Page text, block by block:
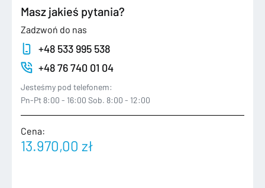
Masz jakieś pytania?
Zadzwoń do nas
+48 533 995 538
+48 76 740 01 04
Jesteśmy pod telefonem:
Pn-Pt 8:00 - 16:00 Sob. 8:00 - 12:00
Cena:
13.970,00 zł